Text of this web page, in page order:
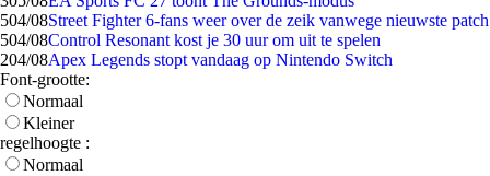
504/08Street Fighter 6-fans weer over de zeik vanwege nieuwste patch
504/08Control Resonant kost je 30 uur om uit te spelen
204/08Apex Legends stopt vandaag op Nintendo Switch
Font-grootte:
Normaal
Kleiner
regelhoogte :
Normaal